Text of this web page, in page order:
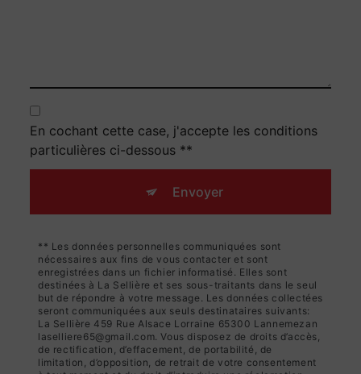
En cochant cette case, j'accepte les conditions
particulières ci-dessous **
Envoyer
** Les données personnelles communiquées sont
nécessaires aux fins de vous contacter et sont
enregistrées dans un fichier informatisé. Elles sont
destinées à La Sellière et ses sous-traitants dans le seul
but de répondre à votre message. Les données collectées
seront communiquées aux seuls destinataires suivants:
La Sellière 459 Rue Alsace Lorraine 65300 Lannemezan
laselliere65@gmail.com. Vous disposez de droits d’accès,
de rectification, d’effacement, de portabilité, de
limitation, d’opposition, de retrait de votre consentement